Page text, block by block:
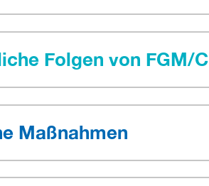
Folgen von FGM/C
Maßnahmen